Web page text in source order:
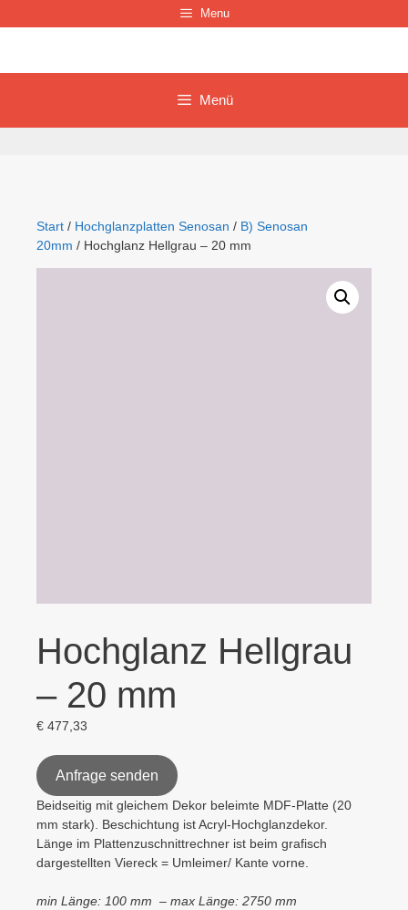
Inhalt
Menu
Menü
Start / Hochglanzplatten Senosan / B) Senosan
20mm / Hochglanz Hellgrau – 20 mm
Hochglanz Hellgrau
– 20 mm
€ 477,33
Anfrage senden
Beidseitig mit gleichem Dekor beleimte MDF-Platte (20
mm stark). Beschichtung ist Acryl-Hochglanzdekor.
Länge im Plattenzuschnittrechner ist beim grafisch
dargestellten Viereck = Umleimer/ Kante vorne.
min Länge: 100 mm – max Länge: 2750 mm